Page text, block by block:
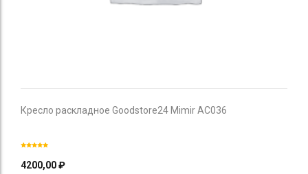
Кресло раскладное Goodstore24 Mimir AC036
4200,00₽